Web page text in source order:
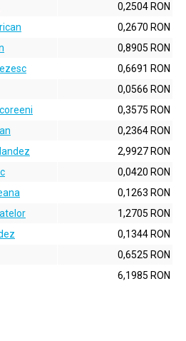
0,2504 RON
0,2670 RON
0,8905 RON
0,6691 RON
0,0566 RON
0,3575 RON
0,2364 RON
2,9927 RON
0,0420 RON
0,1263 RON
1,2705 RON
0,1344 RON
0,6525 RON
6,1985 RON